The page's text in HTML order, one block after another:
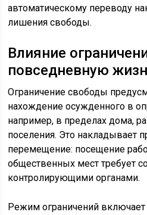
автоматическому переводу
лишения свободы.
Влияние
повседневную
Ограничение свободы
нахождение осужденного в
например, в пределах дома,
поселения. Это накладывает
перемещение: посещение
общественных мест требует
контролирующими органами.
Режим ограничений включает